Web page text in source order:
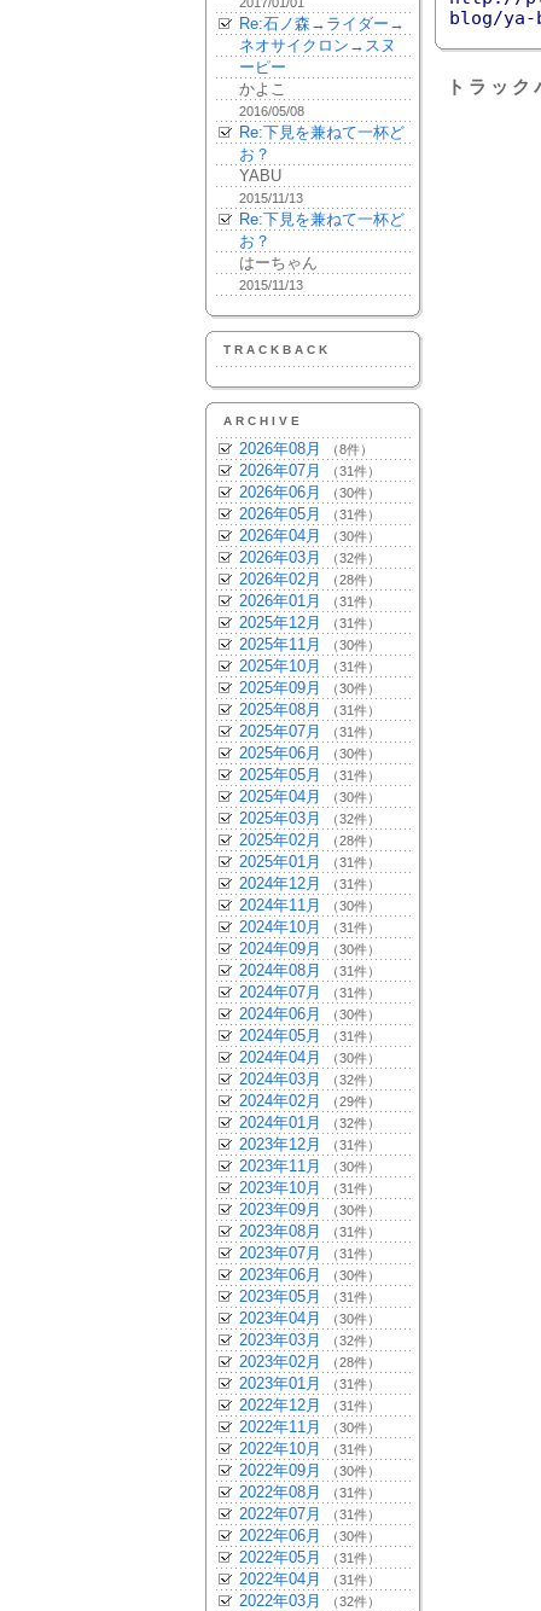
Re:石ノ森→ライダー→
ネオサイクロン→スヌ
ーピー
かよこ
2016/05/08
Re:下見を兼ねて一杯ど
お？
YABU
2015/11/13
Re:下見を兼ねて一杯ど
お？
はーちゃん
2015/11/13
TRACKBACK
ARCHIVE
2026年08月 （8件）
2026年07月 （31件）
2026年06月 （30件）
2026年05月 （31件）
2026年04月 （30件）
2026年03月 （32件）
2026年02月 （28件）
2026年01月 （31件）
2025年12月 （31件）
2025年11月 （30件）
2025年10月 （31件）
2025年09月 （30件）
2025年08月 （31件）
2025年07月 （31件）
2025年06月 （30件）
2025年05月 （31件）
2025年04月 （30件）
2025年03月 （32件）
2025年02月 （28件）
2025年01月 （31件）
2024年12月 （31件）
2024年11月 （30件）
2024年10月 （31件）
2024年09月 （30件）
2024年08月 （31件）
2024年07月 （31件）
2024年06月 （30件）
2024年05月 （31件）
2024年04月 （30件）
2024年03月 （32件）
2024年02月 （29件）
2024年01月 （32件）
2023年12月 （31件）
2023年11月 （30件）
2023年10月 （31件）
2023年09月 （30件）
2023年08月 （31件）
2023年07月 （31件）
2023年06月 （30件）
2023年05月 （31件）
2023年04月 （30件）
2023年03月 （32件）
2023年02月 （28件）
2023年01月 （31件）
2022年12月 （31件）
2022年11月 （30件）
2022年10月 （31件）
2022年09月 （30件）
2022年08月 （31件）
2022年07月 （31件）
2022年06月 （30件）
2022年05月 （31件）
2022年04月 （31件）
2022年03月 （32件）
blog/ya-
トラッ